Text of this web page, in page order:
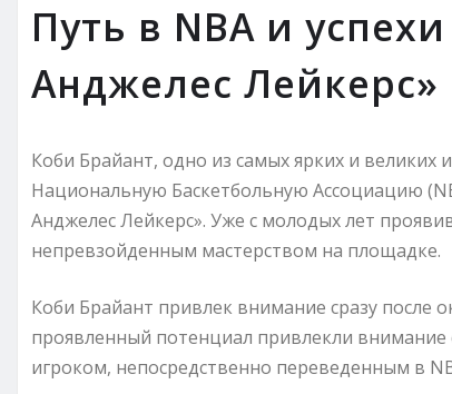
Путь в NBA и
Анджелес Лейкерс»
Коби Брайант, одно из самых ярких и
Национальную Баскетбольную Ассоциацию
Анджелес Лейкерс». Уже с молодых лет
непревзойденным мастерством на площадке.
Коби Брайант привлек внимание сразу после
проявленный потенциал привлекли
игроком, непосредственно переведенным в